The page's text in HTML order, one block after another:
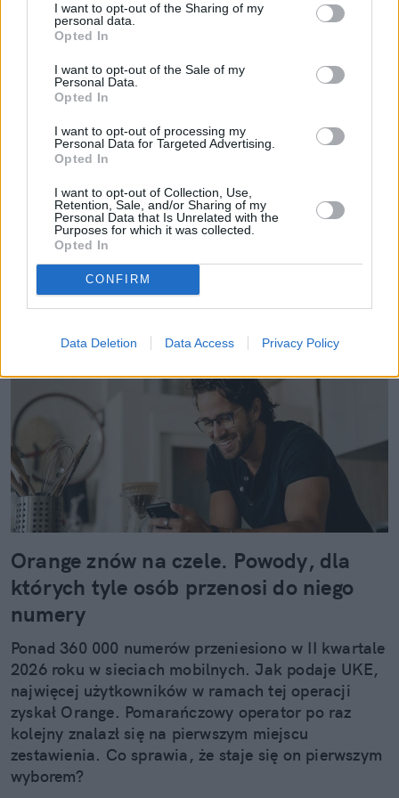
I want to opt-out of the Sharing of my
personal data.
Opted In
I want to opt-out of the Sale of my
Personal Data.
Opted In
I want to opt-out of processing my
Personal Data for Targeted Advertising.
Opted In
I want to opt-out of Collection, Use,
Retention, Sale, and/or Sharing of my
Personal Data that Is Unrelated with the
Purposes for which it was collected.
Opted In
CONFIRM
Data Deletion Data Access Privacy Policy
Obserwuj
konsumenckich, finansowych, zmianach w prawie,
promocjach i poradnikach. staram się przekazywać
sprawy ważne i poważne i przede wszystkim bliskie
ludziom w przystępnej formie. Zawsze zależy mi na
tym, by moje artykuły były praktyczne, rzetelne i
coś faktycznie wnosiły do życia... lub chociaż stały
się ciekawą anegdotką przydatną w rozmowach ze
znajomymi
Napisz do mnie:
bartosz.godzinski@natemat.pl
Czytaj więcej
Orange znów na czele. Powody, dla
których tyle osób przenosi do niego
numery
Ponad 360 000 numerów przeniesiono w II kwartale
2026 roku w sieciach mobilnych. Jak podaje UKE,
najwięcej użytkowników w ramach tej operacji
zyskał Orange. Pomarańczowy operator po raz
kolejny znalazł się na pierwszym miejscu
zestawienia. Co sprawia, że staje się on pierwszym
wyborem?